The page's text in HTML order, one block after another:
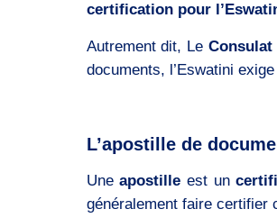
certification pour
Autrement dit, Le Consulat
documents, l’Eswatini
L’apostille de
Uneapostille est un
généralement faire certifier